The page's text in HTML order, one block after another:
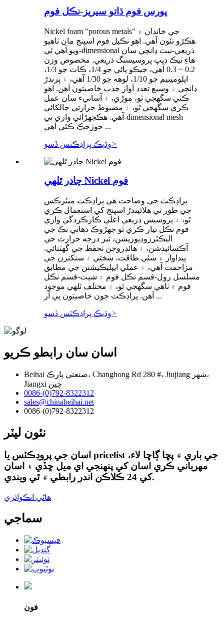
پورس فوم ڌاتو سيريز-نڪل فوم
Nickel foam "porous metals" جي خاندان ۾
ھڪڙو نئون آھي. اهو نڪيل فوم اسپنج مان ٺاهيو
ويو آهي ٽي-dimensional ذريعي-نيٽ ڍانچي سان
هاءِ ٽيڪ ڊيپ پروسيسنگ ذريعي. مخصوص وزن
0.2 ~ 0.3 آهي، جيڪو پاڻي جو 1/4، ڪاٺ جو 1/3،
ايلومينيم جو 1/10، لوهه جو 1/30 آهي، ۽ ٻرندڙ
ڍانچي ۾ وسيع تعدد آواز جذب خاصيتون آهن. اهو
ڪٽي سگهجي ٿو، موڙي، ۽ آسانيء سان عمل
ڪري سگهجي ٿو، ۽ مضبوط حرارتي چالکائي
آهي. هڪجهڙائي واري ٽي-dimensional mesh
جوڙجڪ ڪئي آهي ...
وڌيڪ پراڊڪٽس ڏسو>
چادر ٿلهي Nickel فوم
پراڊڪٽ جي وضاحت هي پراڊڪٽ ميٽرڪس
جي طور تي هلائيندڙ اسپنج کي استعمال ڪري
ٿو، ۽ پروسيس ذريعي اعلي ڪارڪردگي واري
فوم نڪل تيار ڪري ٿو جهڙوڪ دھاتي نڪ جي
اليڪٽرروڊپوزيشن، تيز درجه حرارت جي
آڪسائيڊشن، ۽ هائڊروجن تحفظ جي گھٽتائي.
پيداوار ۾ سٺي طاقت، سختي ۽ سنکنرن جي
مزاحمت آهي، ۽ عملي ايپليڪيشنن جي مطابق
مسلسل رول-قسم نڪل فوم ۽ شيٽ-قسم نڪل
فوم ۾ ٺاهي سگهجي ٿو، ۽ مختلف ٿلهي موجود
آهن. پراڊڪٽ جون خاصيتون پي آر ...
وڌيڪ پراڊڪٽس ڏسو>
اسان سان رابطو ڪريو
Beihai صنعتي پارڪ، Changhong Rd 280 #، Jiujiang شهر،
Jiangxi چين
0086-(0)792-8322312
sales@chinabeihai.net
0086-(0)792-8322312
نئون ليٽر
اسان جي پروڊڪٽس يا pricelist جي باري ۾ پڇا ڳاڇا لاء،
مهرباني ڪري اسان کي پنهنجي اي ميل ڇڏي ۽ اسان
کي 24 ڪلاڪن اندر رابطي ۾ ٿي ويندي.
هاڻي انڪوائري
سماجي
فون